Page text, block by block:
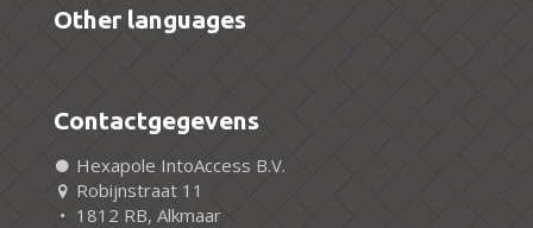
Other languages
Contactgegevens
Hexapole IntoAccess B.V.
Robijnstraat 11
1812 RB, Alkmaar